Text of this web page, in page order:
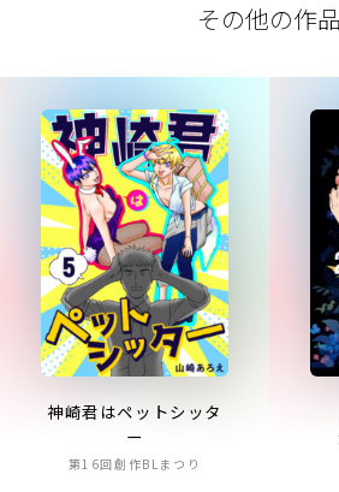
その他の作品
神崎君はペットシッタ
ー
第16回創作BLまつり